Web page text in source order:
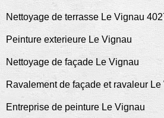
Nettoyage de terrasse Le Vignau
Peinture exterieure Le Vignau
Nettoyage de façade Le Vignau
Ravalement de façade et ravaleur Le
Entreprise de peinture Le Vignau